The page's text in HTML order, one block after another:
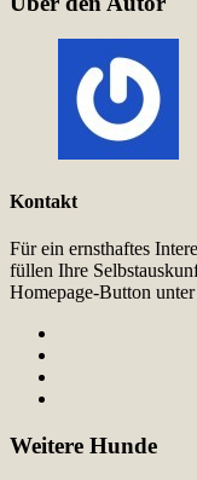
Kontakt
Für ein ernsthaftes
füllen Ihre
Homepage-Button
Weitere Hunde